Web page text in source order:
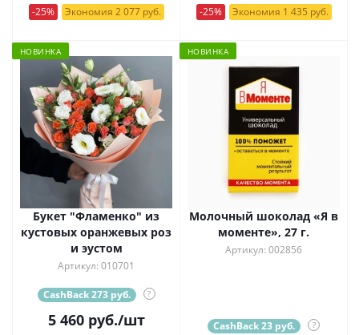
-25%
Экономия 2 077 руб.
-25%
Экономия 1 435 руб.
НОВИНКА
Букет "Фламенко" из
кустовых оранжевых роз
и эустом
Артикул: 010701
CashBack 273 руб. ?
5 460руб./шт
НОВИНКА
Молочный шоколад «Я в
моменте», 27 г.
Артикул: 002856
CashBack 23 руб. ?